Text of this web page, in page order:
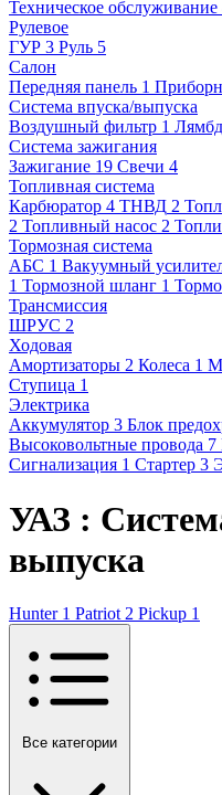
Техническое обслуживание
Рулевое
ГУР 3 Руль 5
Салон
Передняя панель 1
Система впуска/выпуска
Воздушный фильтр 1
Система зажигания
Зажигание 19 Свечи 4
Топливная система
Карбюратор 4 ТНВД 2
2 Топливный насос 2
Тормозная система
АБС 1 Вакуумный
1 Тормозной шланг 1
Трансмиссия
ШРУС 2
Ходовая
Амортизаторы 2 Колеса 1
Ступица 1
Электрика
Аккумулятор 3 Блок
Высоковольтные провода 7
Сигнализация 1 Стартер 3
УАЗ :
выпуска
Hunter 1 Patriot 2 Pickup 1
Все категории